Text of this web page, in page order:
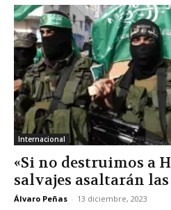
Internacional
«Si no destruimos a
salvajes asaltarán las
Álvaro Peñas - 13 diciembre, 2023